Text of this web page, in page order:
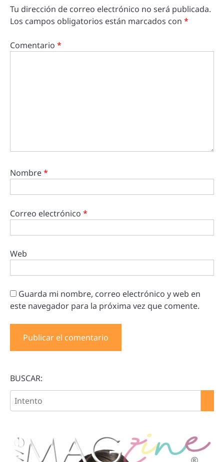
Tu dirección de correo electrónico no será publicada.
Los campos obligatorios están marcados con *
Comentario *
Nombre*
Correo electrónico *
Web
Guarda mi nombre, correo electrónico y web en
este navegador para la próxima vez que comente.
BUSCAR: